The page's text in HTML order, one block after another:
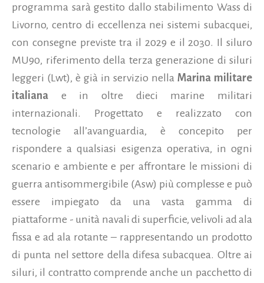
programma sarà gestito dallo stabilimento Wass di
Livorno, centro di eccellenza nei sistemi subacquei,
con consegne previste tra il 2029 e il 2030. Il siluro
MU90, riferimento della terza generazione di siluri
leggeri (Lwt), è già in servizio nella Marina militare
italiana e in oltre dieci marine militari
internazionali. Progettato e realizzato con
tecnologie all’avanguardia, è concepito per
rispondere a qualsiasi esigenza operativa, in ogni
scenario e ambiente e per affrontare le missioni di
guerra antisommergibile (Asw) più complesse e può
essere impiegato da una vasta gamma di
piattaforme - unità navali di superficie, velivoli ad ala
fissa e ad ala rotante – rappresentando un prodotto
di punta nel settore della difesa subacquea. Oltre ai
siluri, il contratto comprende anche un pacchetto di